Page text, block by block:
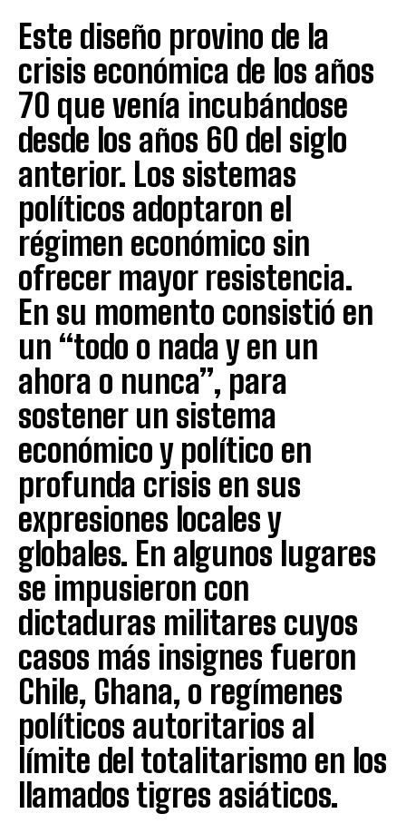
Este diseño provino de la
crisis económica de los años
70 que venía incubándose
desde los años 60 del siglo
anterior. Los sistemas
políticos adoptaron el
régimen económico sin
ofrecer mayor resistencia.
En su momento consistió en
un “todo o nada y en un
ahora o nunca”, para
sostener un sistema
económico y político en
profunda crisis en sus
expresiones locales y
globales. En algunos lugares
se impusieron con
dictaduras militares cuyos
casos más insignes fueron
Chile, Ghana, o regímenes
políticos autoritarios al
límite del totalitarismo en los
llamados tigres asiáticos.